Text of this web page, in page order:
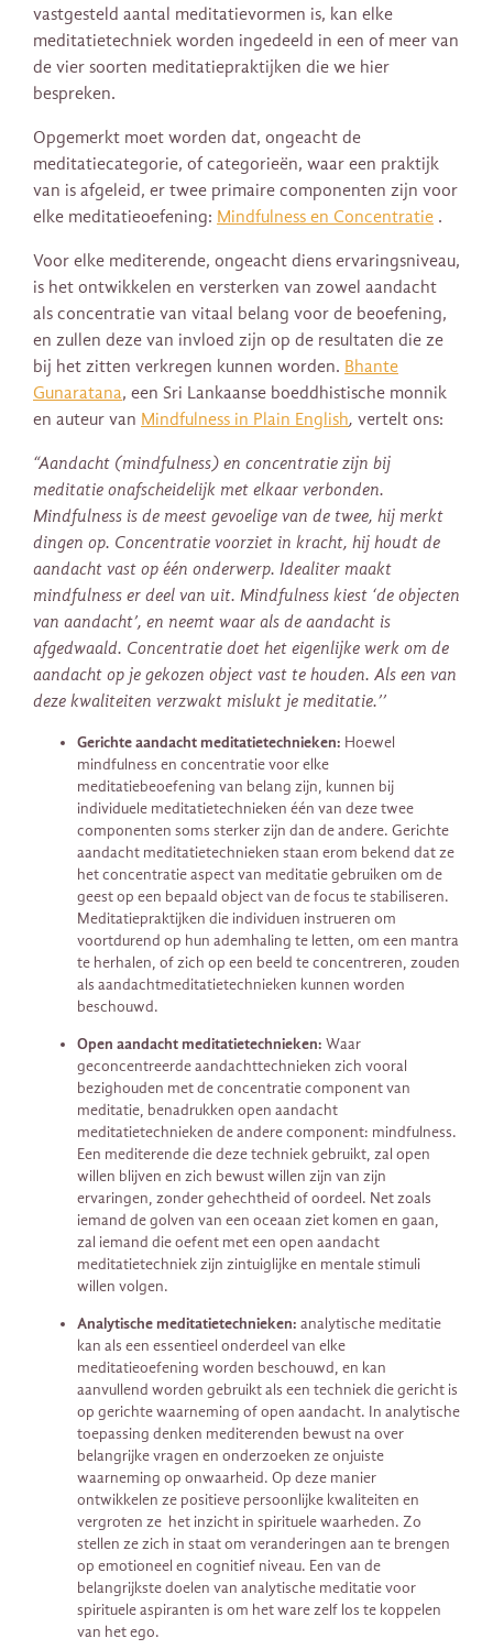
vastgesteld aantal meditatievormen is, kan elke
meditatietechniek worden ingedeeld in een of meer van
de vier soorten meditatiepraktijken die we hier
bespreken.
Opgemerkt moet worden dat, ongeacht de
meditatiecategorie, of categorieën, waar een praktijk
van is afgeleid, er twee primaire componenten zijn voor
elke meditatieoefening: Mindfulness en Concentratie .
Voor elke mediterende, ongeacht diens ervaringsniveau,
is het ontwikkelen en versterken van zowel aandacht
als concentratie van vitaal belang voor de beoefening,
en zullen deze van invloed zijn op de resultaten die ze
bij het zitten verkregen kunnen worden. Bhante
Gunaratana, een Sri Lankaanse boeddhistische monnik
en auteur van Mindfulness in Plain English, vertelt ons:
“Aandacht (mindfulness) en concentratie zijn bij
meditatie onafscheidelijk met elkaar verbonden.
Mindfulness is de meest gevoelige van de twee, hij merkt
dingen op. Concentratie voorziet in kracht, hij houdt de
aandacht vast op één onderwerp. Idealiter maakt
mindfulness er deel van uit. Mindfulness kiest ‘de objecten
van aandacht’, en neemt waar als de aandacht is
afgedwaald. Concentratie doet het eigenlijke werk om de
aandacht op je gekozen object vast te houden. Als een van
deze kwaliteiten verzwakt mislukt je meditatie.’’
Gerichte aandacht meditatietechnieken: Hoewel
mindfulness en concentratie voor elke
meditatiebeoefening van belang zijn, kunnen bij
individuele meditatietechnieken één van deze twee
componenten soms sterker zijn dan de andere. Gerichte
aandacht meditatietechnieken staan ​​erom bekend dat ze
het concentratie aspect van meditatie gebruiken om de
geest op een bepaald object van de focus te stabiliseren.
Meditatiepraktijken die individuen instrueren om
voortdurend op hun ademhaling te letten, om een mantra
te herhalen, of zich op een beeld te concentreren, zouden
als aandachtmeditatietechnieken kunnen worden
beschouwd.
Open aandacht meditatietechnieken: Waar
geconcentreerde aandachttechnieken zich vooral
bezighouden met de concentratie component van
meditatie, benadrukken open aandacht
meditatietechnieken de andere component: mindfulness.
Een mediterende die deze techniek gebruikt, zal open
willen blijven en zich bewust willen zijn van zijn
ervaringen, zonder gehechtheid of oordeel. Net zoals
iemand de golven van een oceaan ziet komen en gaan,
zal iemand die oefent met een open aandacht
meditatietechniek zijn zintuiglijke en mentale stimuli
willen volgen.
Analytische meditatietechnieken: analytische meditatie
kan als een essentieel onderdeel van elke
meditatieoefening worden beschouwd, en kan
aanvullend worden gebruikt als een techniek die gericht is
op gerichte waarneming of open aandacht. In analytische
toepassing denken mediterenden bewust na over
belangrijke vragen en onderzoeken ze onjuiste
waarneming op onwaarheid. Op deze manier
ontwikkelen ze positieve persoonlijke kwaliteiten en
vergroten ze het inzicht in spirituele waarheden. Zo
stellen ze zich in staat om veranderingen aan te brengen
op emotioneel en cognitief niveau. Een van de
belangrijkste doelen van analytische meditatie voor
spirituele aspiranten is om het ware zelf los te koppelen
van het ego.